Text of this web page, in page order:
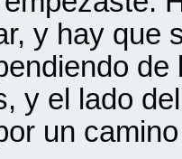
y hay que
y el lado
un